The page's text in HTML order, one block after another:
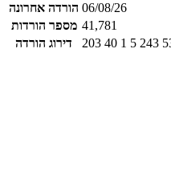
הורדה אחרונה 06/08/26
מספר הורדות 41,781
דירוג הורדה
203 40 243
5
1